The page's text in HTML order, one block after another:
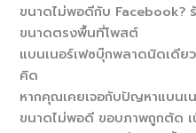
ขนาดไม่พอดีกับ Facebook?
ขนาดตรงพื้นที่โพสต์
แบนเนอร์เฟซบุ๊กพลาดนิดเดี
คิด
หากคุณเคยเจอกับปัญหาแบน
ขนาดไม่พอดี ขอบภาพถูกตัด